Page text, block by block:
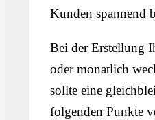
Kunden spannend
Bei der Erstellung
oder monatlich
sollte eine
folgenden Punkte